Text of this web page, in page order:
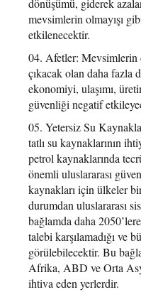
dönüşümü, giderek
mevsimlerin olmayışı
etkilenecektir.
Afetler: Mevsimlerin
çıkacak olan daha fazla
ekonomiyi, ulaşımı,
güvenliği negatif
Yetersiz Su
tatlı su kaynaklarının
petrol kaynaklarında
önemli uluslararası
kaynakları için ülkeler
durumdan uluslararası
bağlamda daha
talebi karşılamadığı ve
görülebilecektir. Bu
Afrika, ABD ve Orta
ihtiva eden yerlerdir.